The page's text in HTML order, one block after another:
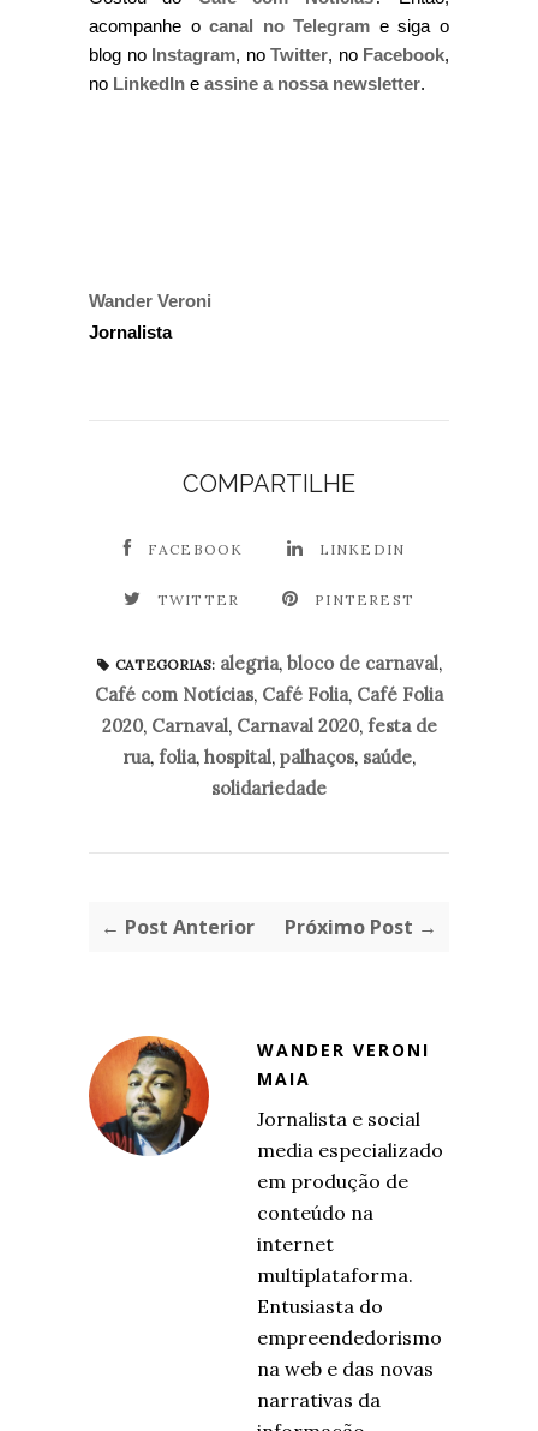
acompanhe ocanal no Telegram e siga o
blog no Instagram, no Twitter, no Facebook,
no LinkedIn e assine a nossa newsletter.
Wander Veroni
Jornalista
COMPARTILHE
FACEBOOK LINKEDIN
TWITTER PINTEREST
CATEGORIAS: alegria, bloco de carnaval,
Café com Notícias, Café Folia, Café Folia
2020, Carnaval, Carnaval 2020, festa de
rua, folia, hospital, palhaços, saúde,
solidariedade
← Post Anterior Próximo Post →
WANDER VERONI
MAIA
Jornalista e social
media especializado
em produção de
conteúdo na
internet
multiplataforma.
Entusiasta do
empreendedorismo
na web e das novas
narrativas da